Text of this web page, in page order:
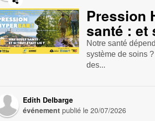
Pression
santé : et
Notre santé
système de soins
des...
Edith Delbarge
événement publié le20/07/2026